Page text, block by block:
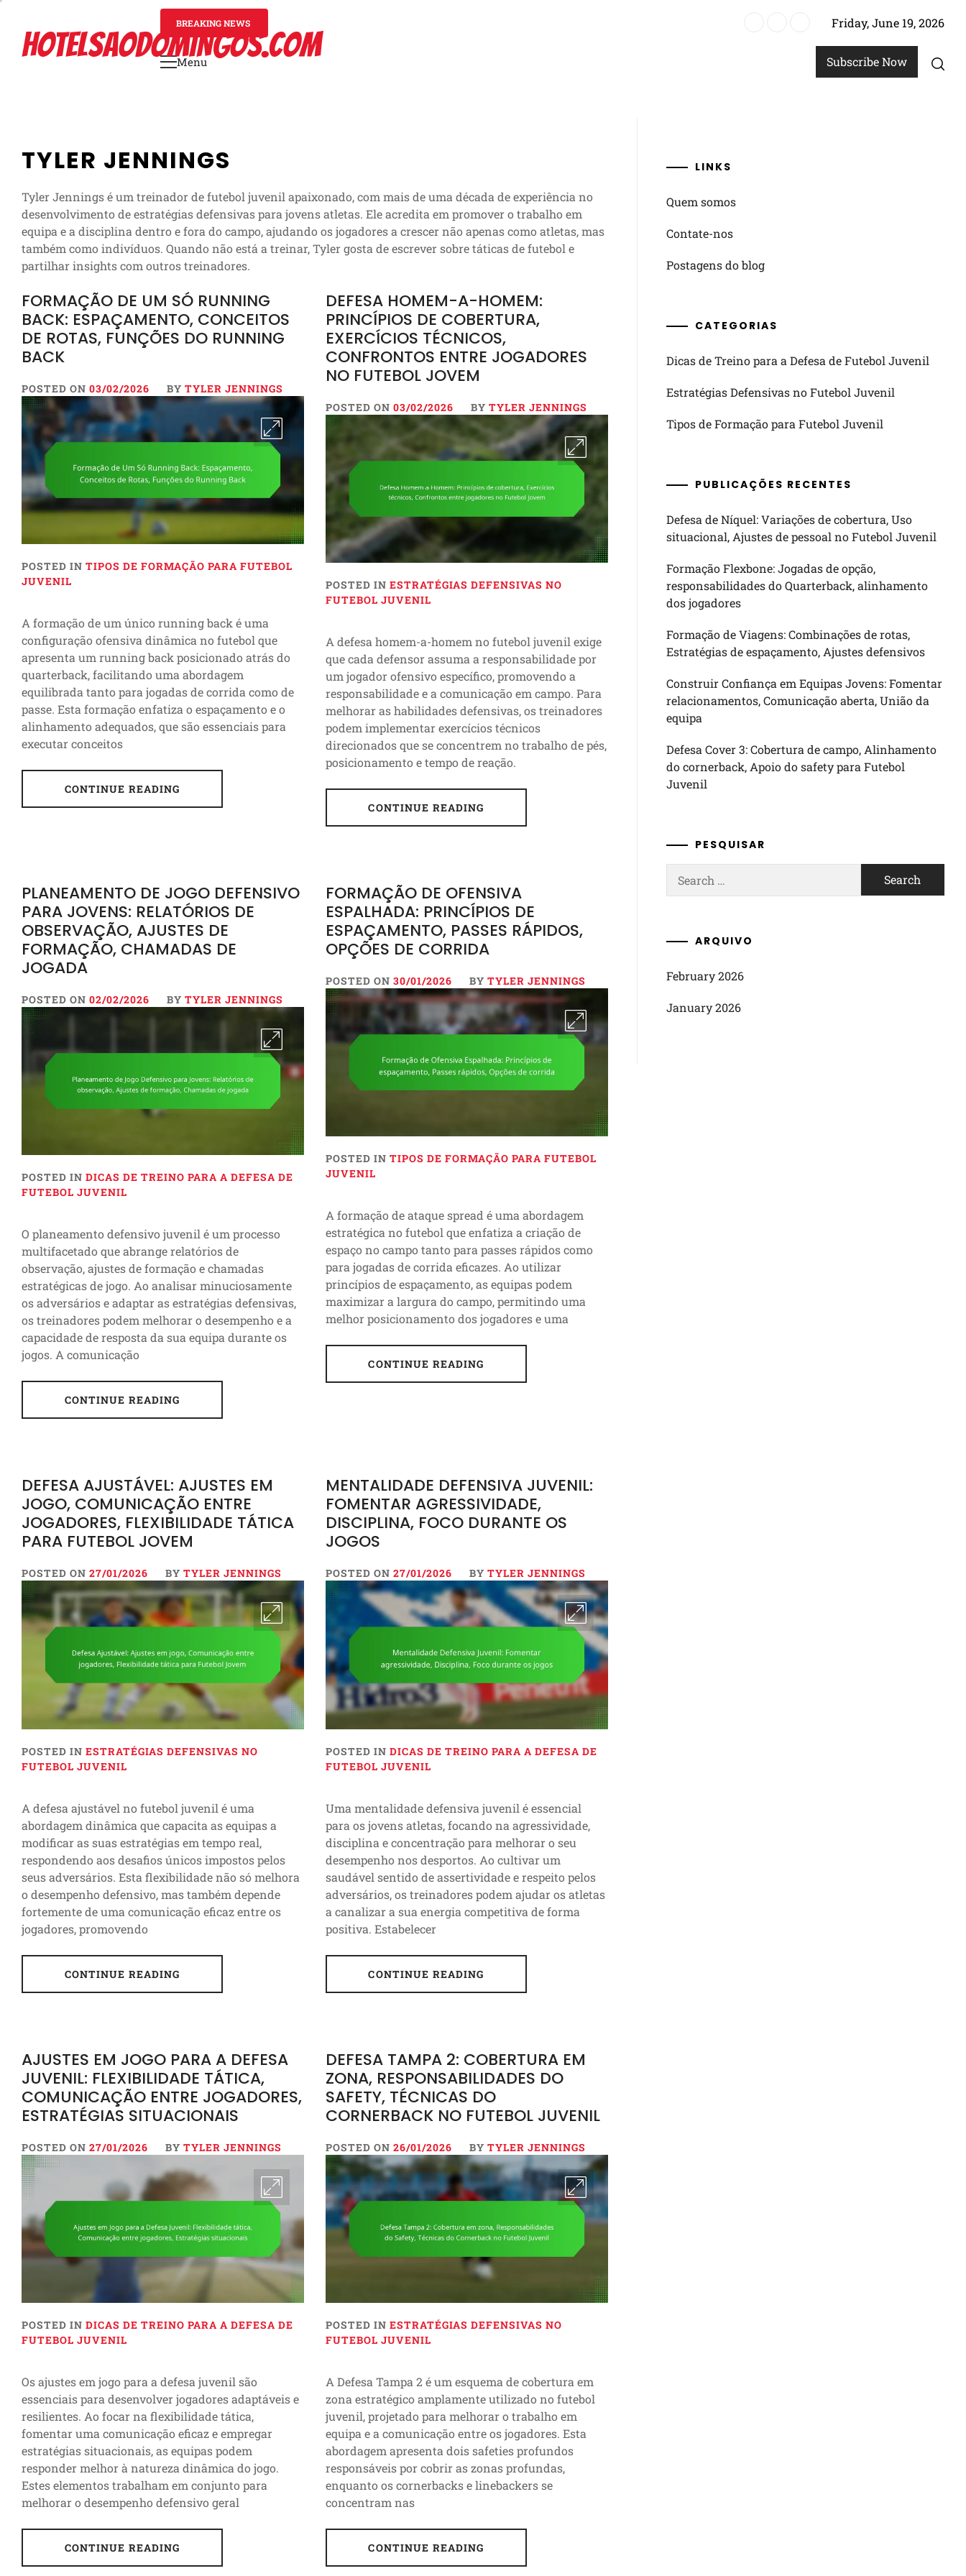
contentHOTELSAODOMINGOS.COM
BREAKING NEWS Friday, June 19, 2026
Primary
Menu Subscribe Now
TYLER JENNINGS
Tyler Jennings é um treinador de futebol juvenil apaixonado, com mais de uma década de experiência no
desenvolvimento de estratégias defensivas para jovens atletas. Ele acredita em promover o trabalho em
equipa e a disciplina dentro e fora do campo, ajudando os jogadores a crescer não apenas como atletas, mas
também como indivíduos. Quando não está a treinar, Tyler gosta de escrever sobre táticas de futebol e
partilhar insights com outros treinadores.
FORMAÇÃO DE UM SÓ RUNNING
BACK: ESPAÇAMENTO, CONCEITOS
DE ROTAS, FUNÇÕES DO RUNNING
BACK
POSTED ON 03/02/2026 BY TYLER JENNINGS
POSTED IN TIPOS DE FORMAÇÃO PARA FUTEBOL
JUVENIL
A formação de um único running back é uma
configuração ofensiva dinâmica no futebol que
apresenta um running back posicionado atrás do
quarterback, facilitando uma abordagem
equilibrada tanto para jogadas de corrida como de
passe. Esta formação enfatiza o espaçamento e o
alinhamento adequados, que são essenciais para
executar conceitos
CONTINUE READING
DEFESA HOMEM-A-HOMEM:
PRINCÍPIOS DE COBERTURA,
EXERCÍCIOS TÉCNICOS,
CONFRONTOS ENTRE JOGADORES
NO FUTEBOL JOVEM
POSTED ON 03/02/2026 BY TYLER JENNINGS
POSTED IN ESTRATÉGIAS DEFENSIVAS NO
FUTEBOL JUVENIL
A defesa homem-a-homem no futebol juvenil exige
que cada defensor assuma a responsabilidade por
um jogador ofensivo específico, promovendo a
responsabilidade e a comunicação em campo. Para
melhorar as habilidades defensivas, os treinadores
podem implementar exercícios técnicos
direcionados que se concentrem no trabalho de pés,
posicionamento e tempo de reação.
CONTINUE READING
PLANEAMENTO DE JOGO DEFENSIVO
PARA JOVENS: RELATÓRIOS DE
OBSERVAÇÃO, AJUSTES DE
FORMAÇÃO, CHAMADAS DE
JOGADA
POSTED ON 02/02/2026 BY TYLER JENNINGS
POSTED IN DICAS DE TREINO PARA A DEFESA DE
FUTEBOL JUVENIL
O planeamento defensivo juvenil é um processo
multifacetado que abrange relatórios de
observação, ajustes de formação e chamadas
estratégicas de jogo. Ao analisar minuciosamente
os adversários e adaptar as estratégias defensivas,
os treinadores podem melhorar o desempenho e a
capacidade de resposta da sua equipa durante os
jogos. A comunicação
CONTINUE READING
FORMAÇÃO DE OFENSIVA
ESPALHADA: PRINCÍPIOS DE
ESPAÇAMENTO, PASSES RÁPIDOS,
OPÇÕES DE CORRIDA
POSTED ON 30/01/2026 BY TYLER JENNINGS
POSTED IN TIPOS DE FORMAÇÃO PARA FUTEBOL
JUVENIL
A formação de ataque spread é uma abordagem
estratégica no futebol que enfatiza a criação de
espaço no campo tanto para passes rápidos como
para jogadas de corrida eficazes. Ao utilizar
princípios de espaçamento, as equipas podem
maximizar a largura do campo, permitindo uma
melhor posicionamento dos jogadores e uma
CONTINUE READING
DEFESA AJUSTÁVEL: AJUSTES EM
JOGO, COMUNICAÇÃO ENTRE
JOGADORES, FLEXIBILIDADE TÁTICA
PARA FUTEBOL JOVEM
POSTED ON 27/01/2026 BY TYLER JENNINGS
POSTED IN ESTRATÉGIAS DEFENSIVAS NO
FUTEBOL JUVENIL
A defesa ajustável no futebol juvenil é uma
abordagem dinâmica que capacita as equipas a
modificar as suas estratégias em tempo real,
respondendo aos desafios únicos impostos pelos
seus adversários. Esta flexibilidade não só melhora
o desempenho defensivo, mas também depende
fortemente de uma comunicação eficaz entre os
jogadores, promovendo
CONTINUE READING
MENTALIDADE DEFENSIVA JUVENIL:
FOMENTAR AGRESSIVIDADE,
DISCIPLINA, FOCO DURANTE OS
JOGOS
POSTED ON 27/01/2026 BY TYLER JENNINGS
POSTED IN DICAS DE TREINO PARA A DEFESA DE
FUTEBOL JUVENIL
Uma mentalidade defensiva juvenil é essencial
para os jovens atletas, focando na agressividade,
disciplina e concentração para melhorar o seu
desempenho nos desportos. Ao cultivar um
saudável sentido de assertividade e respeito pelos
adversários, os treinadores podem ajudar os atletas
a canalizar a sua energia competitiva de forma
positiva. Estabelecer
CONTINUE READING
AJUSTES EM JOGO PARA A DEFESA
JUVENIL: FLEXIBILIDADE TÁTICA,
COMUNICAÇÃO ENTRE JOGADORES,
ESTRATÉGIAS SITUACIONAIS
POSTED ON 27/01/2026 BY TYLER JENNINGS
POSTED IN DICAS DE TREINO PARA A DEFESA DE
FUTEBOL JUVENIL
Os ajustes em jogo para a defesa juvenil são
essenciais para desenvolver jogadores adaptáveis e
resilientes. Ao focar na flexibilidade tática,
fomentar uma comunicação eficaz e empregar
estratégias situacionais, as equipas podem
responder melhor à natureza dinâmica do jogo.
Estes elementos trabalham em conjunto para
melhorar o desempenho defensivo geral
CONTINUE READING
DEFESA TAMPA 2: COBERTURA EM
ZONA, RESPONSABILIDADES DO
SAFETY, TÉCNICAS DO
CORNERBACK NO FUTEBOL JUVENIL
POSTED ON 26/01/2026 BY TYLER JENNINGS
POSTED IN ESTRATÉGIAS DEFENSIVAS NO
FUTEBOL JUVENIL
A Defesa Tampa 2 é um esquema de cobertura em
zona estratégico amplamente utilizado no futebol
juvenil, projetado para melhorar o trabalho em
equipa e a comunicação entre os jogadores. Esta
abordagem apresenta dois safeties profundos
responsáveis por cobrir as zonas profundas,
enquanto os cornerbacks e linebackers se
concentram nas
CONTINUE READING
LINKS
Quem somos
Contate-nos
Postagens do blog
CATEGORIAS
Dicas de Treino para a Defesa de Futebol Juvenil
Estratégias Defensivas no Futebol Juvenil
Tipos de Formação para Futebol Juvenil
PUBLICAÇÕES RECENTES
Defesa de Níquel: Variações de cobertura, Uso
situacional, Ajustes de pessoal no Futebol Juvenil
Formação Flexbone: Jogadas de opção,
responsabilidades do Quarterback, alinhamento
dos jogadores
Formação de Viagens: Combinações de rotas,
Estratégias de espaçamento, Ajustes defensivos
Construir Confiança em Equipas Jovens: Fomentar
relacionamentos, Comunicação aberta, União da
equipa
Defesa Cover 3: Cobertura de campo, Alinhamento
do cornerback, Apoio do safety para Futebol
Juvenil
PESQUISAR
for:
ARQUIVO
February 2026
January 2026